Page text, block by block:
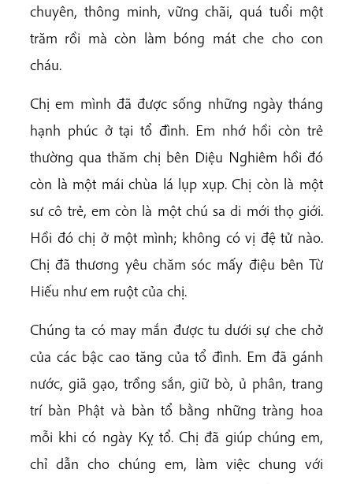
chuyên, thông minh, vững chãi, quá tuổi một
trăm rồi mà còn làm bóng mát che cho con
cháu.
Chị em mình đã được sống những ngày tháng
hạnh phúc ở tại tổ đình. Em nhớ hồi còn trẻ
thường qua thăm chị bên Diệu Nghiêm hồi đó
còn là một mái chùa lá lụp xụp. Chị còn là một
sư cô trẻ, em còn là một chú sa di mới thọ giới.
Hồi đó chị ở một mình; không có vị đệ tử nào.
Chị đã thương yêu chăm sóc mấy điệu bên Từ
Hiếu như em ruột của chị.
Chúng ta có may mắn được tu dưới sự che chở
của các bậc cao tăng của tổ đình. Em đã gánh
nước, giã gạo, trồng sắn, giữ bò, ủ phân, trang
trí bàn Phật và bàn tổ bằng những tràng hoa
mỗi khi có ngày Kỵ tổ. Chị đã giúp chúng em,
chỉ dẫn cho chúng em, làm việc chung với